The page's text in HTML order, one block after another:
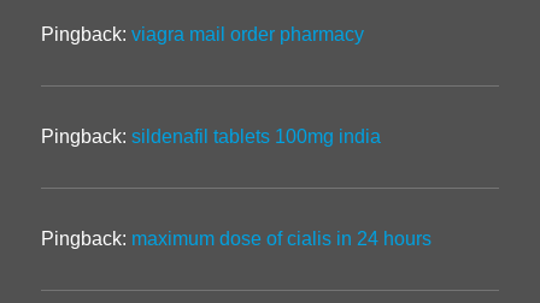
Pingback:viagra mail order pharmacy
Pingback:sildenafil tablets 100mg india
Pingback: maximum dose of cialis in 24 hours